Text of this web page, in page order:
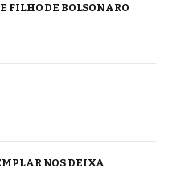
FILHO DE BOLSONARO
NOS DEIXA